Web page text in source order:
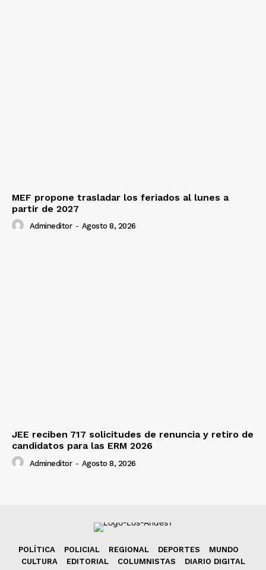
MEF propone trasladar los feriados al lunes a
partir de 2027
Admineditor - Agosto 8, 2026
JEE reciben 717 solicitudes de renuncia y retiro de
candidatos para las ERM 2026
Admineditor - Agosto 8, 2026
POLÍTICA POLICIAL REGIONAL DEPORTES
MUNDO
CULTURA
EDITORIAL COLUMNISTAS DIARIO DIGITAL